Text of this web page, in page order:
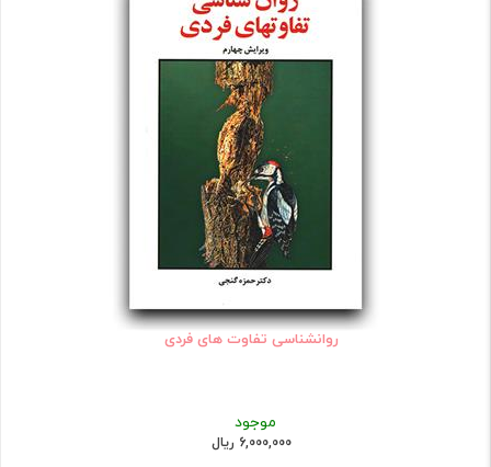
روانشناسی تفاوت های فردی
موجود
6,000,000 ریال